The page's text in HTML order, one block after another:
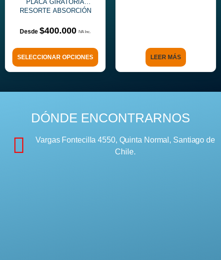
PLACA GIRATORIA
RESORTE ABSORCIÓN
1000 KG
$400.000
SELECCIONAR OPCIONES LEER MÁS
DÓNDE ENCONTRARNOS
Vargas Fontecilla 4550, Quinta Normal, Santiago de
Chile.